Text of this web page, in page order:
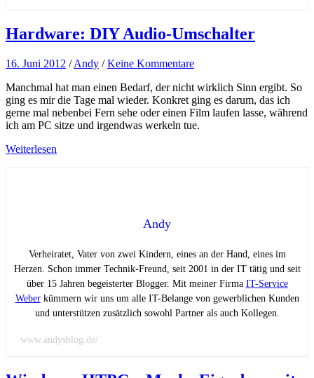
Hardware: DIY Audio-Umschalter
16. Juni 2012 /Andy /Keine Kommentare
Manchmal hat man einen Bedarf, der nicht wirklich Sinn ergibt. So
ging es mir die Tage mal wieder. Konkret ging es darum, das ich
gerne mal nebenbei Fern sehe oder einen Film laufen lasse, während
ich am PC sitze und irgendwas werkeln tue.
Weiterlesen
Andy
Verheiratet, Vater von zwei Kindern, eines an der Hand, eines im
Herzen. Schon immer Technik-Freund, seit 2001 in der IT tätig und seit
über 15 Jahren begeisterter Blogger. Mit meiner Firma IT-Service
Weberkümmern wir uns um alle IT-Belange von gewerblichen Kunden
und unterstützen zusätzlich sowohl Partner als auch Kollegen.
www.andysblog.de/